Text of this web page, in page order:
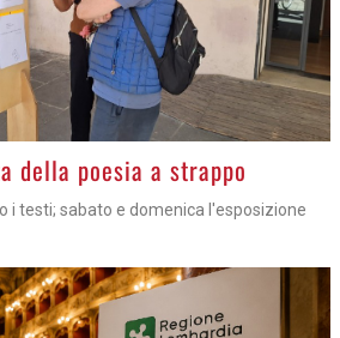
della poesia a strappo
i testi; sabato e domenica l'esposizione